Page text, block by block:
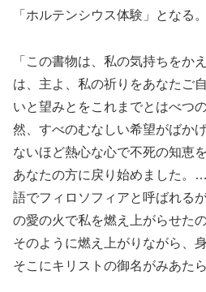
「ホルテンシウス体験」となる。
「この書物は、私の気持ちをか
は、主よ、私の祈りをあなたご
いと望みとをこれまでとはべつ
然、すべのむなしい希望がばか
ないほど熱心な心で不死の知恵
あなたの方に戻り始めました。
語でフィロソフィアと呼ばれる
の愛の火で私を燃え上がらせた
そのように燃え上がりながら、
そこにキリストの御名がみあた